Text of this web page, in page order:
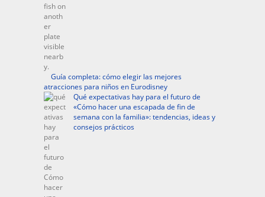
Guía completa: cómo elegir las mejores
atracciones para niños en Eurodisney
Qué expectativas hay para el futuro de
«Cómo hacer una escapada de fin de
semana con la familia»: tendencias, ideas y
consejos prácticos